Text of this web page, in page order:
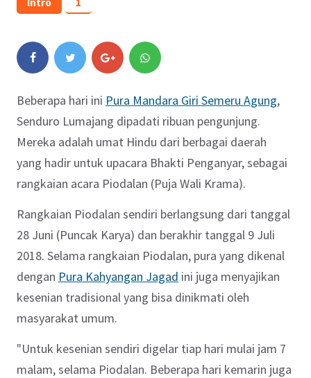
Beberapa hari ini Pura Mandara Giri Semeru Agung,
Senduro Lumajang dipadati ribuan pengunjung.
Mereka adalah umat Hindu dari berbagai daerah
yang hadir untuk upacara Bhakti Penganyar, sebagai
rangkaian acara Piodalan (Puja Wali Krama).
Rangkaian Piodalan sendiri berlangsung dari tanggal
28 Juni (Puncak Karya) dan berakhir tanggal 9 Juli
2018. Selama rangkaian Piodalan, pura yang dikenal
dengan Pura Kahyangan Jagad ini juga menyajikan
kesenian tradisional yang bisa dinikmati oleh
masyarakat umum.
"Untuk kesenian sendiri digelar tiap hari mulai jam 7
malam, selama Piodalan. Beberapa hari kemarin juga